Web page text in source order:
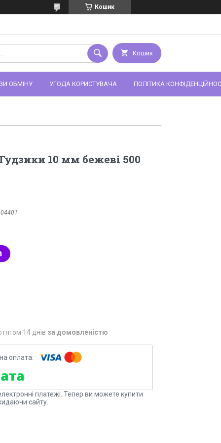
Кошик
Кошик
ОБМІНУ УГОДА КОРИСТУВАЧА ПОЛІТИКА
10 мм бежеві 500
04401
14 днів за домовленістю
платежі. Тепер ви можете купити
сайту.